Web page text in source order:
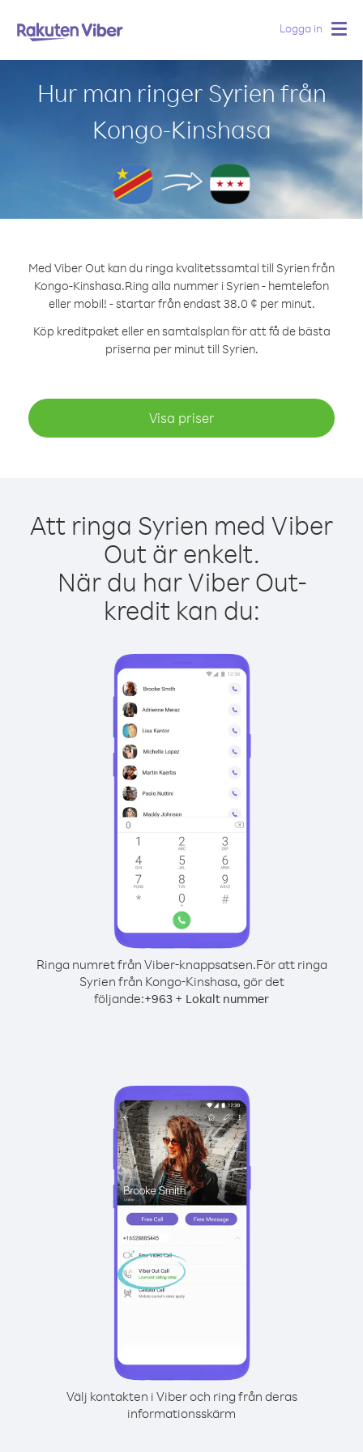
Logga in
Hur man ringer Syrien från
Kongo-Kinshasa
Med Viber Out kan du ringa kvalitetssamtal till Syrien från
Kongo-Kinshasa.Ring alla nummer i Syrien - hemtelefon
eller mobil! - startar från endast 38.0 ¢ per minut.
Köp kreditpaket eller en samtalsplan för att få de bästa
priserna per minut till Syrien.
Visa priser
Att ringa Syrien med Viber
Out är enkelt.
När du har Viber Out-
kredit kan du:
Ringa numret från Viber-knappsatsen.För att ringa
Syrien från Kongo-Kinshasa, gör det
följande:+963 + Lokalt nummer
Välj kontakten i Viber och ring från deras
informationsskärm